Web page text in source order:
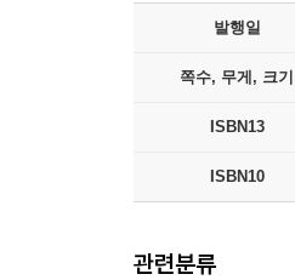
발행일
쪽수, 무게, 크기
ISBN13
ISBN10
관련분류